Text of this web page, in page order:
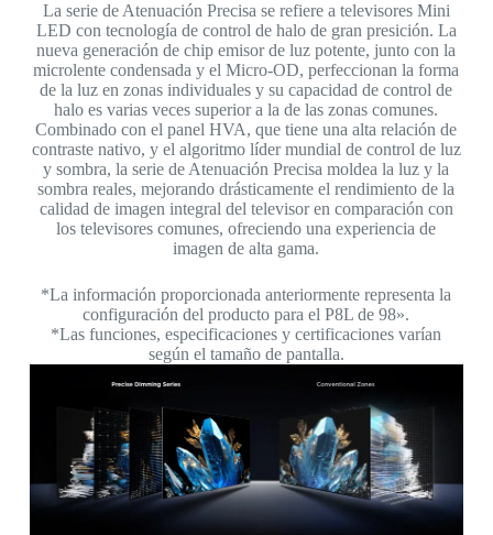
La serie de Atenuación Precisa se refiere a televisores Mini
LED con tecnología de control de halo de gran presición. La
nueva generación de chip emisor de luz potente, junto con la
microlente condensada y el Micro-OD, perfeccionan la forma
de la luz en zonas individuales y su capacidad de control de
halo es varias veces superior a la de las zonas comunes.
Combinado con el panel HVA, que tiene una alta relación de
contraste nativo, y el algoritmo líder mundial de control de luz
y sombra, la serie de Atenuación Precisa moldea la luz y la
sombra reales, mejorando drásticamente el rendimiento de la
calidad de imagen integral del televisor en comparación con
los televisores comunes, ofreciendo una experiencia de
imagen de alta gama.
*La información proporcionada anteriormente representa la
configuración del producto para el P8L de 98».
*Las funciones, especificaciones y certificaciones varían
según el tamaño de pantalla.